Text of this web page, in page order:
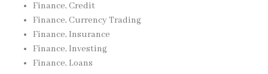
Finance, Credit
Finance, Currency Trading
Finance, Insurance
Finance, Investing
Finance, Loans